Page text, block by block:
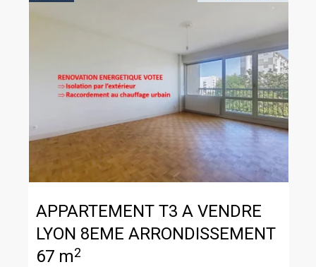
APPARTEMENT T3 A VENDRE
LYON 8EME ARRONDISSEMENT
67 m2